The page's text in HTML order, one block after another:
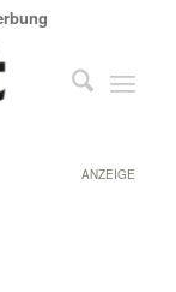
ANZEIGE